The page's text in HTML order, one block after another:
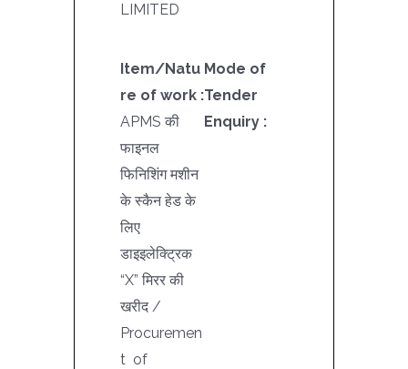
LIMITED
Item/Natu
re of work :
APMS की
फाइनल
फिनिशिंग मशीन
के स्कैन हेड के
लिए
डाइइलेक्ट्रिक
“X” मिरर की
खरीद /
Procuremen
t of
Mode of
Tender
Enquiry :